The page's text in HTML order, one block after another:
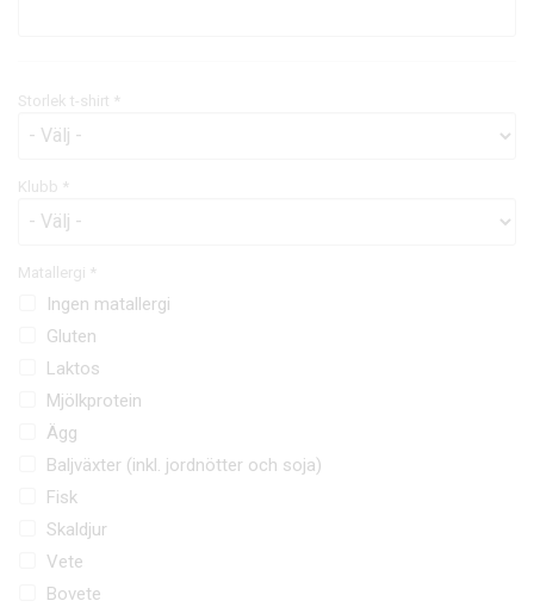
Storlek t-shirt *
Klubb *
Matallergi *
Ingen matallergi
Gluten
Laktos
Mjölkprotein
Ägg
Baljväxter (inkl. jordnötter och soja)
Fisk
Skaldjur
Vete
Bovete